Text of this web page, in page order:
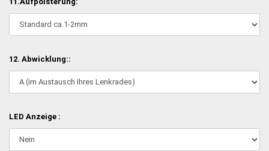
12. Abwicklung::
LED Anzeige :